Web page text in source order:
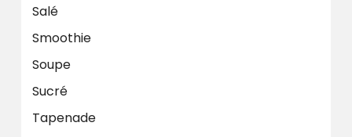
Salé
Smoothie
Soupe
Sucré
Tapenade